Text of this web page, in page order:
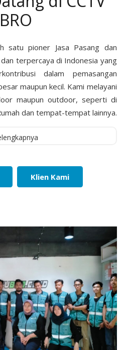
BRO
satu pioner Jasa Pasang dan
terpercaya di Indonesia yang
dalam pemasangan
maupun kecil. Kami melayani
maupun outdoor, seperti di
dan tempat-tempat lainnya.
Klien Kami